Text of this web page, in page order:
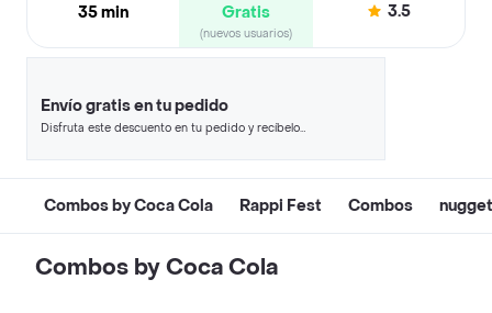
35 min
Gratis
(nuevos usuarios)
3.5
Envío gratis en tu pedido
Disfruta este descuento en tu pedido y recíbelo
Combos by Coca Cola Rappi Fest Combos
Combos by Coca Cola